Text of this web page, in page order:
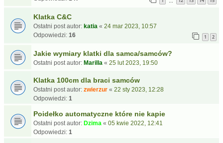
Klatka C&C
Ostatni post autor: katia « 24 mar 2023, 10:57
Odpowiedzi: 16 1 2
Jakie wymiary klatki dla samca/samców?
Ostatni post autor: Marilla « 25 lut 2023, 19:50
Klatka 100cm dla braci samców
Ostatni post autor: zwierzur « 22 sty 2023, 12:28
Odpowiedzi: 1
Poidełko automatyczne które nie kapie
Ostatni post autor: Dzima « 05 kwie 2022, 12:41
Odpowiedzi: 1